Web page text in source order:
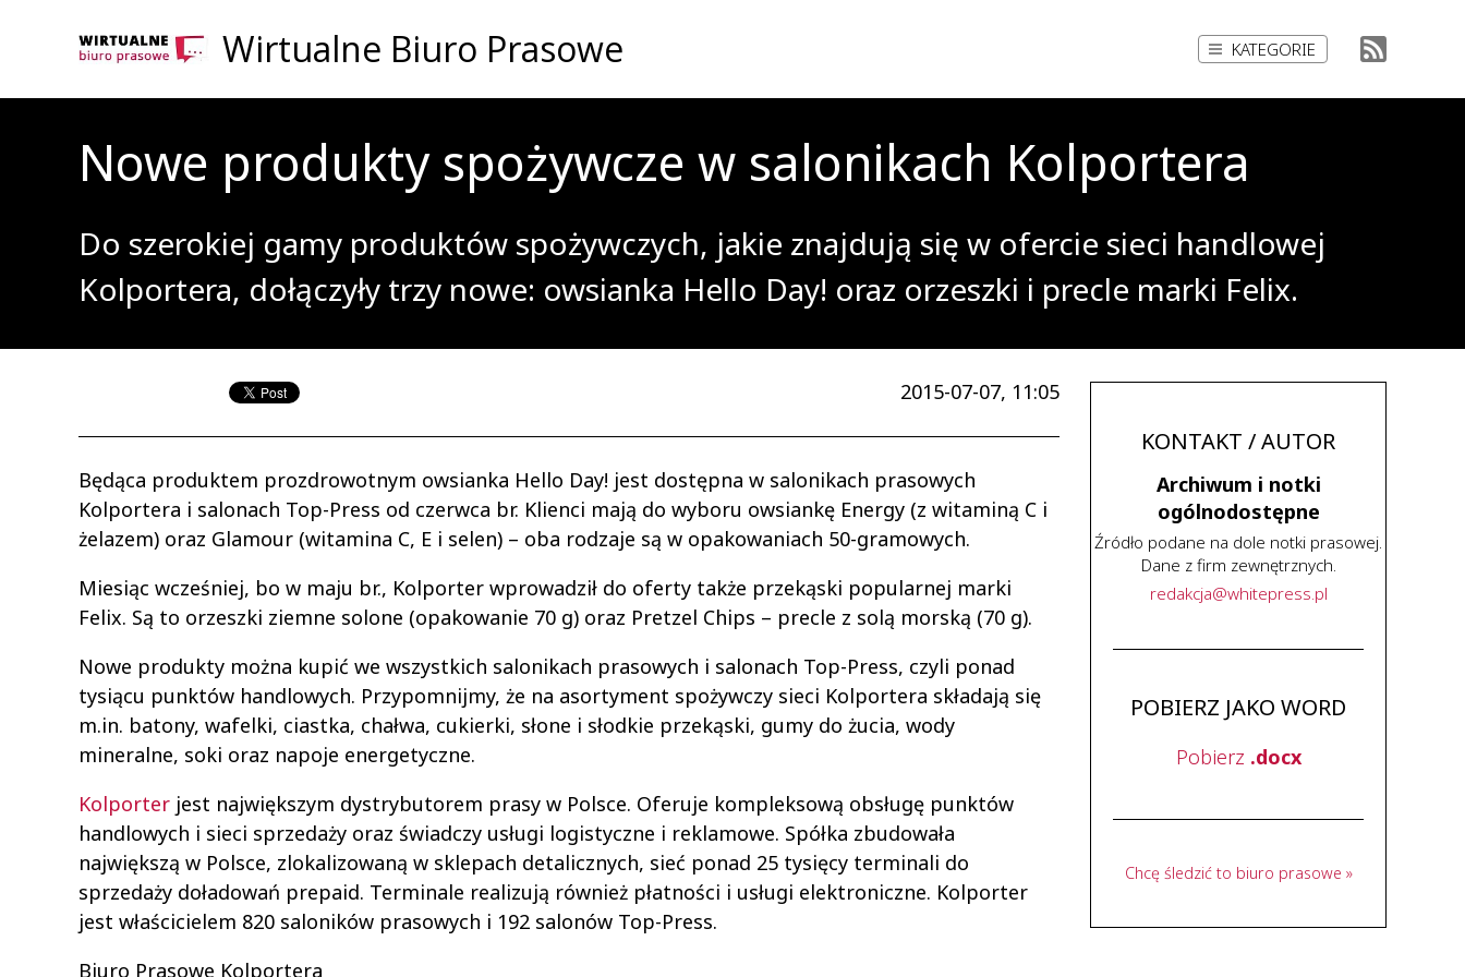
Wirtualne Biuro Prasowe KATEGORIE
Nowe produkty spożywcze w salonikach Kolportera
Do szerokiej gamy produktów spożywczych, jakie znajdują się w ofercie sieci handlowej
Kolportera, dołączyły trzy nowe: owsianka Hello Day! oraz orzeszki i precle marki Felix.
2015-07-07, 11:05
Będąca produktem prozdrowotnym owsianka Hello Day! jest dostępna w salonikach prasowych
Kolportera i salonach Top-Press od czerwca br. Klienci mają do wyboru owsiankę Energy (z witaminą C i
żelazem) oraz Glamour (witamina C, E i selen) – oba rodzaje są w opakowaniach 50-gramowych.
Miesiąc wcześniej, bo w maju br., Kolporter wprowadził do oferty także przekąski popularnej marki
Felix. Są to orzeszki ziemne solone (opakowanie 70 g) oraz Pretzel Chips – precle z solą morską (70 g).
Nowe produkty można kupić we wszystkich salonikach prasowych i salonach Top-Press, czyli ponad
tysiącu punktów handlowych. Przypomnijmy, że na asortyment spożywczy sieci Kolportera składają się
m.in. batony, wafelki, ciastka, chałwa, cukierki, słone i słodkie przekąski, gumy do żucia, wody
mineralne, soki oraz napoje energetyczne.
Kolporter jest największym dystrybutorem prasy w Polsce. Oferuje kompleksową obsługę punktów
handlowych i sieci sprzedaży oraz świadczy usługi logistyczne i reklamowe. Spółka zbudowała
największą w Polsce, zlokalizowaną w sklepach detalicznych, sieć ponad 25 tysięcy terminali do
sprzedaży doładowań prepaid. Terminale realizują również płatności i usługi elektroniczne. Kolporter
jest właścicielem 820 saloników prasowych i 192 salonów Top-Press.
Biuro Prasowe Kolportera
KONTAKT / AUTOR
Archiwum i notki
ogólnodostępne
Źródło podane na dole notki prasowej.
Dane z firm zewnętrznych.
redakcja@whitepress.pl
POBIERZ JAKO WORD
Pobierz .docx
Chcę śledzić to biuro prasowe »